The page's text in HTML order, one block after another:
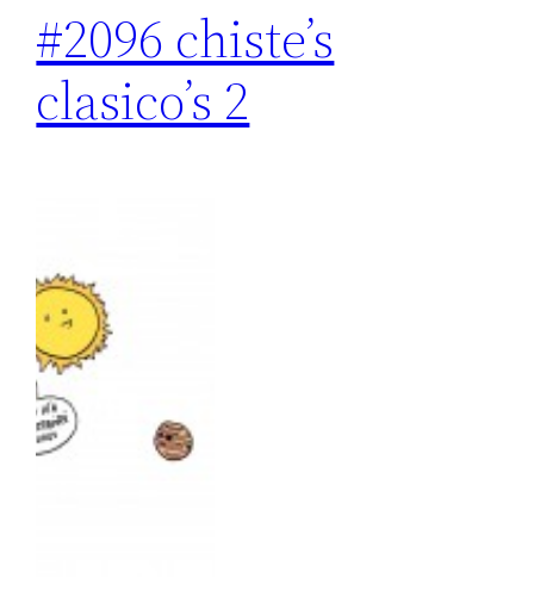
#2096 chiste’s
clasico’s 2